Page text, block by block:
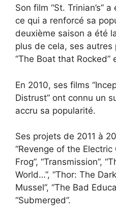
Son film “St. Trinian’s”
ce qui a renforcé sa
deuxième saison a été
plus de cela, ses
“The Boat that Rocked”
En 2010, ses films
Distrust” ont connu un
accru sa popularité.
Ses projets de 2011 à
“Revenge of the Electric
Frog”, “Transmission”,
World…”, “Thor: The
Mussel”, “The Bad
“Submerged”.